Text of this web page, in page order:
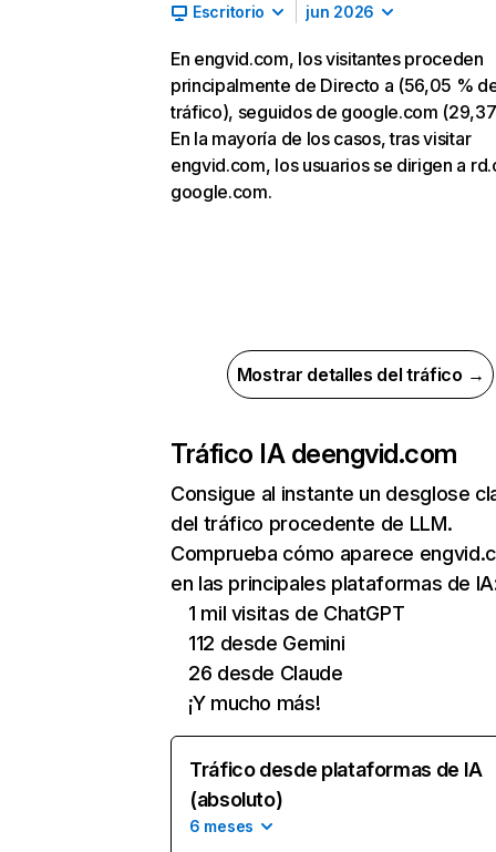
Escritorio jun 2026
En engvid.com, los visitantes proceden
principalmente de Directo a (56,05 %
tráfico), seguidos de google.com
En la mayoría de los casos, tras visitar
engvid.com, los usuarios se dirigen a
google.com.
Mostrar detalles del tráfico →
Tráfico IA deengvid.com
Consigue al instante un desglose
del tráfico procedente de LLM.
Comprueba cómo aparece
en las principales plataformas de
1 mil visitas de ChatGPT
112 desde Gemini
26 desde Claude
¡Y mucho más!
Tráfico desde plataformas de IA
(absoluto)
6 meses